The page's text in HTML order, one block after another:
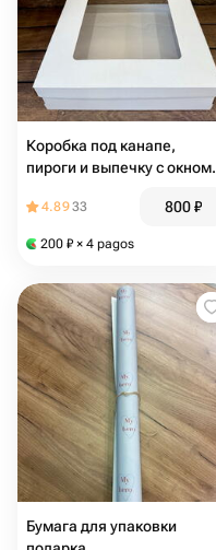
Коробка под канапе,
пироги и выпечку с окном,
гофрокартон в комплекте с
4.8933 800₽
200 ₽ × 4 pagos
Бумага для упаковки